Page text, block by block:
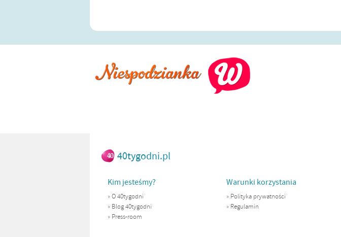
40tygodni.pl
Kim jesteśmy?
»O 40tygodni
» Blog 40tygodni
» Press-room
Warunki korzystania
» Polityka prywatności
» Regulamin